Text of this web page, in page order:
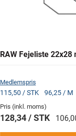
RAW Fejeliste 22x28
Medlemspris
115,50 / STK 96,25 / M
Pris (inkl. moms)
128,34 / STK